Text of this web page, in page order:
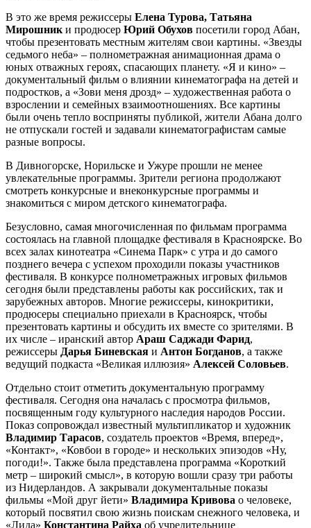
В это же время режиссеры Елена Турова, Татьяна
Мирошник и продюсер Юрий Обухов посетили город Абан,
чтобы презентовать местным жителям свои картины. «Звезды
седьмого неба» – полнометражная анимационная драма о
юных отважных героях, спасающих планету. «Я и кино» –
документальный фильм о влиянии кинематографа на детей и
подростков, а «Зови меня дрозд» – художественная работа о
взрослении и семейных взаимоотношениях. Все картины
были очень тепло восприняты публикой, жители Абана долго
не отпускали гостей и задавали кинематографистам самые
разные вопросы.
В Дивногорске, Норильске и Ужуре прошли не менее
увлекательные программы. Зрители региона продолжают
смотреть конкурсные и внеконкурсные программы и
знакомиться с миром детского кинематографа.
Безусловно, самая многочисленная по фильмам программа
состоялась на главной площадке фестиваля в Красноярске. Во
всех залах кинотеатра «Синема Парк» с утра и до самого
позднего вечера с успехом проходили показы участников
фестиваля. В конкурсе полнометражных игровых фильмов
сегодня были представлены работы как российских, так и
зарубежных авторов. Многие режиссеры, кинокритики,
продюсеры специально приехали в Красноярск, чтобы
презентовать картины и обсудить их вместе со зрителями. В
их числе – иранский автор Араш Саджади Фарид,
режиссеры Дарья Биневская и Антон Богданов, а также
ведущий подкаста «Великая иллюзия» Алексей Соловьев.
Отдельно стоит отметить документальную программу
фестиваля. Сегодня она началась с просмотра фильмов,
посвященным году культурного наследия народов России.
Показ сопровождал известный мультипликатор и художник
Владимир Тарасов, создатель проектов «Время, вперед»,
«Контакт», «Ковбои в городе» и нескольких эпизодов «Ну,
погоди!». Также была представлена программа «Короткий
метр – широкий смысл», в которую вошли сразу три работы
из Нидерландов. А закрывали документальные показы
фильмы «Мой друг йети» Владимира Кривова о человеке,
который посвятил свою жизнь поискам снежного человека, и
«Лида» Константина Райха об учредительнице